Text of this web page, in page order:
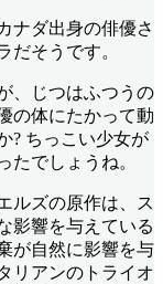
ナダ出身の俳優さ
だそうです。
、じつはふつうの
の体にたかって動
? ちっこい少女が
たでしょうね。
ルズの原作は、ス
影響を与えている
が自然に影響を与
リアンのトライオ